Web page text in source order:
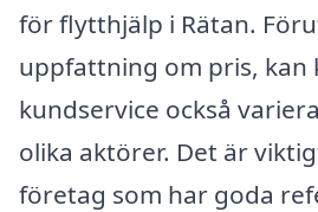
för flytthjälp i Rätan.
uppfattning om pris, kan
kundservice också
olika aktörer. Det är
företag som har goda